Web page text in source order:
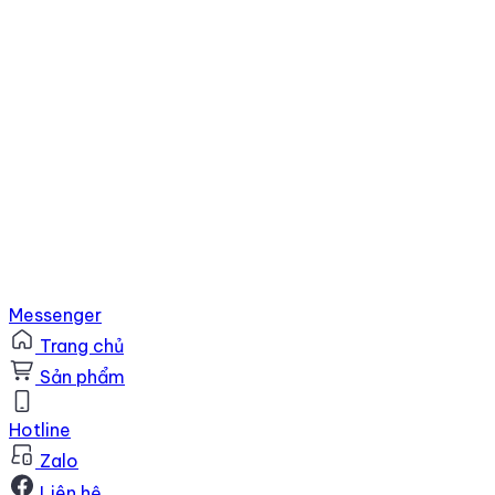
Messenger
Trang chủ
Sản phẩm
Hotline
Zalo